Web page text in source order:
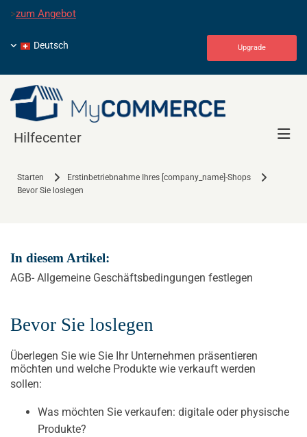
>zum Angebot
Upgrade
Deutsch
Hilfecenter
Starten
Erstinbetriebnahme Ihres [company_name]-Shops
Bevor Sie loslegen
In diesem Artikel:
AGB- Allgemeine Geschäftsbedingungen festlegen
Bevor Sie loslegen
Überlegen Sie wie Sie Ihr Unternehmen präsentieren
möchten und welche Produkte wie verkauft werden
sollen:
Was möchten Sie verkaufen: digitale oder physische
Produkte?